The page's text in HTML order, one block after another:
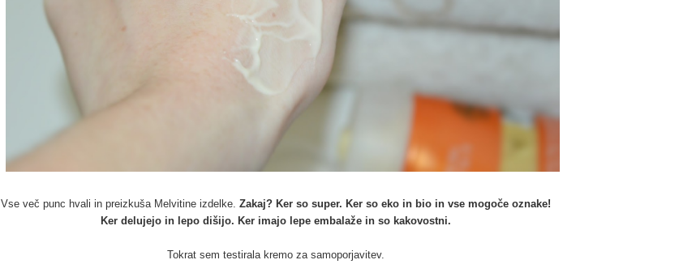
Vse več punc hvali in preizkuša Melvitine izdelke. Zakaj? Ker so super. Ker so eko in bio in vse mogoče oznake!
Ker delujejo in lepo dišijo. Ker imajo lepe embalaže in so kakovostni.
Tokrat sem testirala kremo za samoporjavitev.